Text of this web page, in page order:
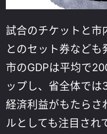
試合のチケットと市
とのセット券なども
市のGDPは平均で
ップし、省全体で
経済利益がもたらさ
ルとしても注目され